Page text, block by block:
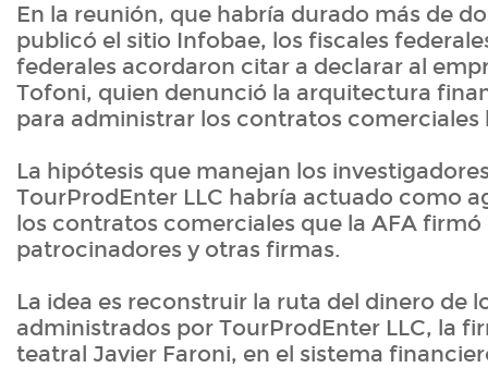
En la reunión, que habría durado más de
publicó el sitio Infobae, los fiscales
federales acordaron citar a declarar al
Tofoni, quien denunció la arquitectura
para administrar los contratos comerciales
La hipótesis que manejan los
TourProdEnter LLC habría actuado como
los contratos comerciales que la AFA firmó
patrocinadores y otras firmas.
La idea es reconstruir la ruta del dinero de
administrados por TourProdEnter LLC, la
teatral Javier Faroni, en el sistema